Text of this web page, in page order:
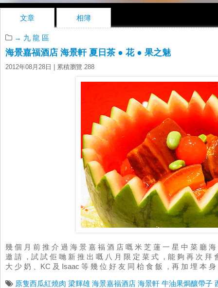
文章 相簿
→ 九 龍 區
海景嘉福酒店 海景軒 夏日茶 ● 花 ● 果之魅
2012年08月28日 | 累積瀏覽 288
幾 個 月 前 推 介 過 海 景 嘉 福 酒 店 嘅 米 芝 蓮 一 星 中 菜 廳
邀 請 ，試 試 佢 哋 新 推 出 嘅 八 月 限 定 菜 式 ，能 夠 再 次 拜
大 少 奶 、KC 及 Isaac 等 幾 位 好 友 同 枱 食 飯 ，再 加 埋 本
原隻西瓜紅燒肉 梁輝雄 海景嘉福酒店 海景軒 牛油果焗釀帶子